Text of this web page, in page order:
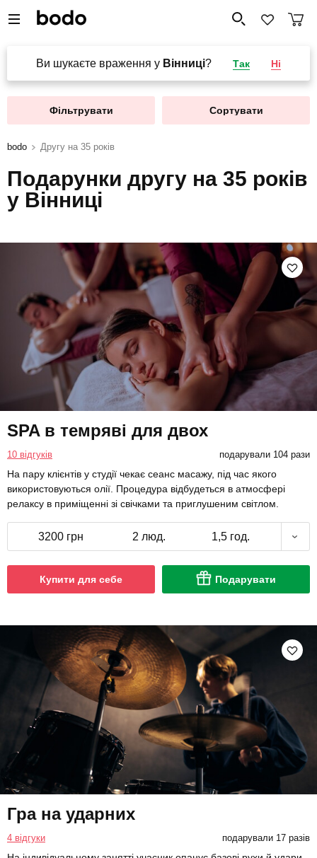
Ви шукаєте враження у Вінниці? Так Ні
Фільтрувати Сортувати
bodo Другу на 35 років
Подарунки другу на 35 років
у Вінниці
SPA в темряві для двох
10 відгуків подарували 104 рази
На пару клієнтів у студії чекає сеанс масажу, під час якого
використовуються олії. Процедура відбудеться в атмосфері
релаксу в приміщенні зі свічками та приглушеним світлом.
3200 грн 2 люд. 1,5 год.
Купити для себе Подарувати
Гра на ударних
4 відгуки подарували 17 разів